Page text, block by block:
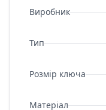
Виробник
Тип
Розмір ключа
Матеріал